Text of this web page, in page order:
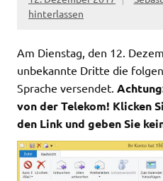
hinterlassen
Am Dienstag, den 12.
unbekannte Dritte die
Sprache versendet.
von der Telekom! Klicken
den Link und geben Sie